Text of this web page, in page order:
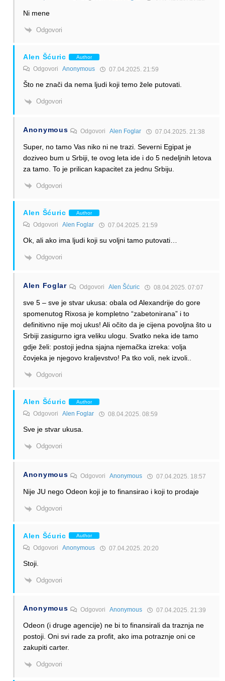
Ni mene
Odgovori
Alen Šćuric Author
Odgovori Anonymous 07.04.2025. 21:59
Što ne znači da nema ljudi koji temo žele putovati.
Odgovori
Anonymous OdgovoriAlen Foglar 07.04.2025. 21:38
Super, no tamo Vas niko ni ne trazi. Severni Egipat je
doziveo bum u Srbiji, te ovog leta ide i do 5 nedeljnih letova
za tamo. To je prilican kapacitet za jednu Srbiju.
Odgovori
Alen Šćuric Author
Odgovori Alen Foglar 07.04.2025. 21:59
Ok, ali ako ima ljudi koji su voljni tamo putovati…
Odgovori
Alen Foglar Odgovori Alen Šćuric 08.04.2025. 07:07
sve 5 – sve je stvar ukusa: obala od Alexandrije do gore
spomenutog Rixosa je kompletno “zabetonirana” i to
definitivno nije moj ukus! Ali očito da je cijena povoljna što u
Srbiji zasigurno igra veliku ulogu. Svatko neka ide tamo
gdje želi: postoji jedna sjajna njemačka izreka: volja
čovjeka je njegovo kraljevstvo! Pa tko voli, nek izvoli..
Odgovori
Alen Šćuric Author
Odgovori Alen Foglar 08.04.2025. 08:59
Sve je stvar ukusa.
Odgovori
Anonymous OdgovoriAnonymous 07.04.2025. 18:57
Nije JU nego Odeon koji je to finansirao i koji to prodaje
Odgovori
Alen Šćuric Author
Odgovori Anonymous 07.04.2025. 20:20
Stoji.
Odgovori
Anonymous OdgovoriAnonymous 07.04.2025. 21:39
Odeon (i druge agencije) ne bi to finansirali da traznja ne
postoji. Oni svi rade za profit, ako ima potraznje oni ce
zakupiti carter.
Odgovori